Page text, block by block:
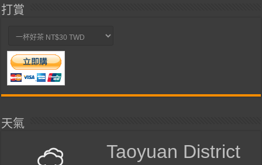
打賞
天氣
Taoyuan District